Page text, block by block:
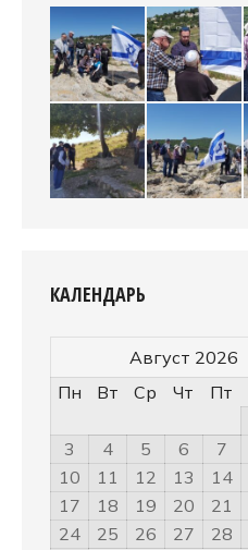
КАЛЕНДАРЬ
Август 2026
Пн
Вт Ср Чт Пт
3
4 5 6 7
10
11 12 13 14
17
18 19 20 21
24
25 26 27 28